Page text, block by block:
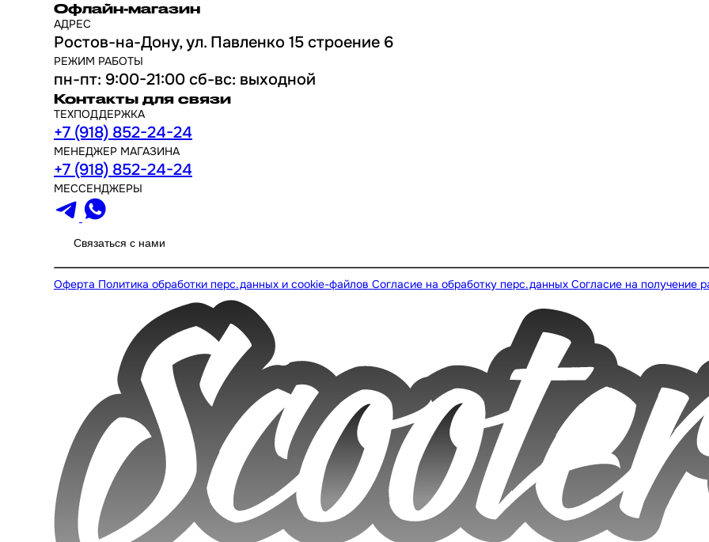
Офлайн-магазин
АДРЕС
Ростов-на-Дону, ул. Павленко 15 строение 6
РЕЖИМ РАБОТЫ
пн-пт: 9:00-21:00 сб-вс: выходной
Контакты для связи
ТЕХПОДДЕРЖКА
+7 (918) 852-24-24
МЕНЕДЖЕР МАГАЗИНА
+7 (918) 852-24-24
МЕССЕНДЖЕРЫ
Связаться с нами
Оферта Политика обработки перс.данных и cookie-файлов Согласие на обработку перс.данных Согласие на получение